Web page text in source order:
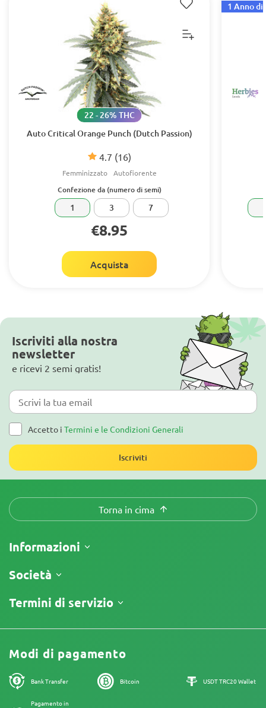
Auto Critical Orange Punch (Dutch Passion)
4.7 (16)
22 - 26% THC
Femminizzato Autofiorente
Confezione da (numero di semi)
1 3 7
€8.95
Acquista
1 Anno di
Iscriviti alla nostra
newsletter
e ricevi 2 semi gratis!
Accetto i Termini e le Condizioni Generali
Iscriviti
Torna in cima
Informazioni
Spedizione
Politica di Reso
Società
Chi siamo
Recensioni
Programma di Affiliazione
I nostri autori
Mappa del sito
Termini di servizio
Termini e Condizioni
Informativa sulla Privacy
Informativa sui Cookies
Nota Legale
Modi di pagamento
Bank Transfer Bitcoin USDT TRC20 Wallet
Pagamento in